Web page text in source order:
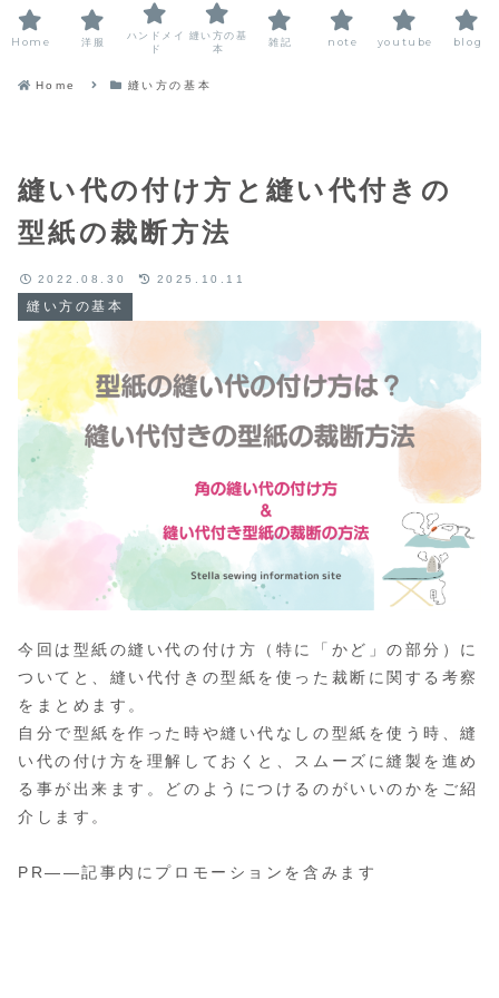
Home 縫い方の基本
縫い代の付け方と縫い代付きの
型紙の裁断方法
縫い方の基本
2022.08.30 2025.10.11
今回は型紙の縫い代の付け方（特に「かど」の部分）に
ついてと、縫い代付きの型紙を使った裁断に関する考察
をまとめます。
自分で型紙を作った時や縫い代なしの型紙を使う時、縫
い代の付け方を理解しておくと、スムーズに縫製を進め
る事が出来ます。どのようにつけるのがいいのかをご紹
介します。
PR――記事内にプロモーションを含みます
Home 洋服
ハンドメイ
ド
縫い方の基
本
雑記 note youtube blog